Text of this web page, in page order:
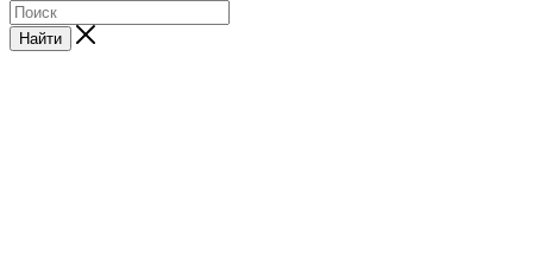
Найти